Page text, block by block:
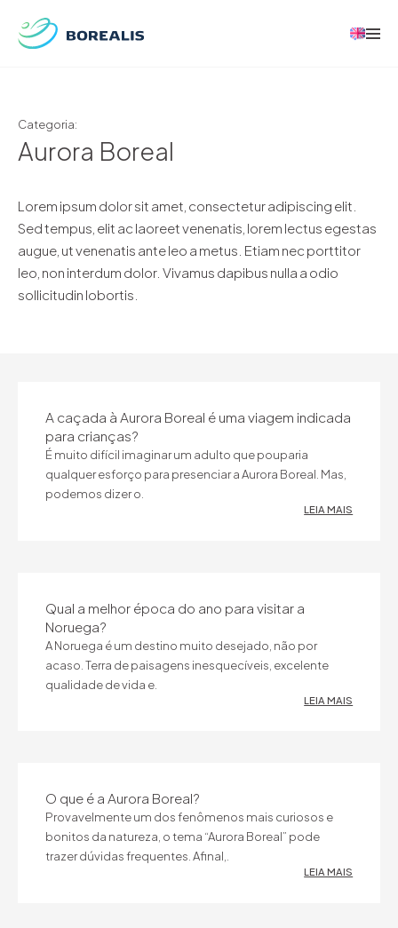
Categoria:
Aurora Boreal
Lorem ipsum dolor sit amet, consectetur adipiscing elit.
Sed tempus, elit ac laoreet venenatis, lorem lectus egestas
augue, ut venenatis ante leo a metus. Etiam nec porttitor
leo, non interdum dolor. Vivamus dapibus nulla a odio
sollicitudin lobortis.
A caçada à Aurora Boreal é uma viagem indicada
para crianças?
É muito difícil imaginar um adulto que pouparia
qualquer esforço para presenciar a Aurora Boreal. Mas,
podemos dizer o.
LEIA MAIS
Qual a melhor época do ano para visitar a
Noruega?
A Noruega é um destino muito desejado, não por
acaso. Terra de paisagens inesquecíveis, excelente
qualidade de vida e.
LEIA MAIS
O que é a Aurora Boreal?
Provavelmente um dos fenômenos mais curiosos e
bonitos da natureza, o tema “Aurora Boreal” pode
trazer dúvidas frequentes. Afinal,.
LEIA MAIS